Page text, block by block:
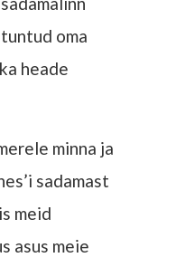
oma
heade
minna ja
sadamast
meid
asus meie